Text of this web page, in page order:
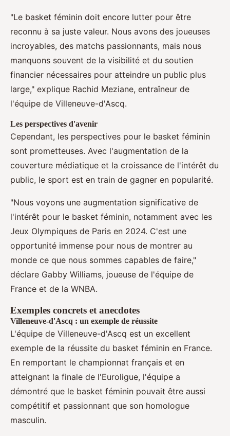
"Le basket féminin doit encore lutter pour être
reconnu à sa juste valeur. Nous avons des joueuses
incroyables, des matchs passionnants, mais nous
manquons souvent de la visibilité et du soutien
financier nécessaires pour atteindre un public plus
large," explique Rachid Meziane, entraîneur de
l'équipe de Villeneuve-d'Ascq.
Les perspectives d'avenir
Cependant, les perspectives pour le basket féminin
sont prometteuses. Avec l'augmentation de la
couverture médiatique et la croissance de l'intérêt du
public, le sport est en train de gagner en popularité.
"Nous voyons une augmentation significative de
l'intérêt pour le basket féminin, notamment avec les
Jeux Olympiques de Paris en 2024. C'est une
opportunité immense pour nous de montrer au
monde ce que nous sommes capables de faire,"
déclare Gabby Williams, joueuse de l'équipe de
France et de la WNBA.
Exemples concrets et anecdotes
Villeneuve-d'Ascq : un exemple de réussite
L'équipe de Villeneuve-d'Ascq est un excellent
exemple de la réussite du basket féminin en France.
En remportant le championnat français et en
atteignant la finale de l'Euroligue, l'équipe a
démontré que le basket féminin pouvait être aussi
compétitif et passionnant que son homologue
masculin.